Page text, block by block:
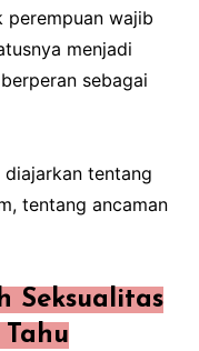
perempuan wajib
menjadi
sebagai
diajarkan tentang
tentang ancaman
Seksualitas